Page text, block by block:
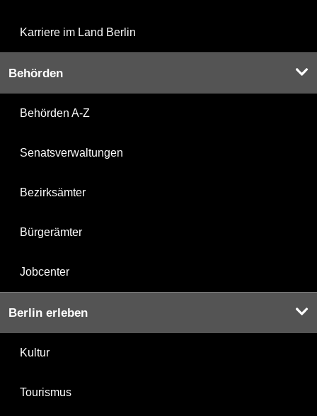
Karriere im Land Berlin
Behörden
Behörden A-Z
Senatsverwaltungen
Bezirksämter
Bürgerämter
Jobcenter
Berlin erleben
Kultur
Tourismus